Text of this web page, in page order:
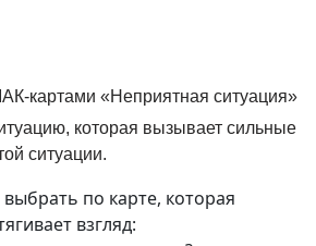
картами «Неприятная ситуация»
которая вызывает сильные
ситуации.
по карте, которая
взгляд: